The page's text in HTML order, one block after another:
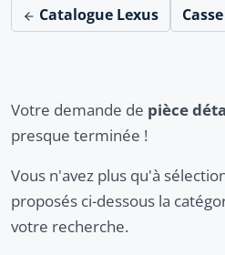
Catalogue Lexus
Votre demande de pièce
presque terminée !
Vous n'avez plus qu'à
proposés ci-dessous la
votre recherche.